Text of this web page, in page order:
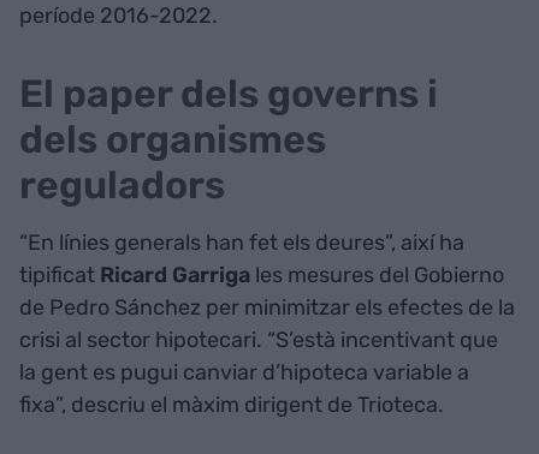
període 2016-2022.
El paper dels governs i
dels organismes
reguladors
“En línies generals han fet els deures”, així ha
tipificat Ricard Garriga les mesures del Gobierno
de Pedro Sánchez per minimitzar els efectes de la
crisi al sector hipotecari. “S’està incentivant que
la gent es pugui canviar d’hipoteca variable a
fixa”, descriu el màxim dirigent de Trioteca.